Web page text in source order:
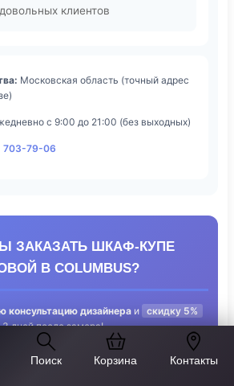
Поиск Корзина Контакты
довольных клиентов
Московская область (точный адрес
с 9:00 до 21:00 (без выходных)
703-79-06
ЗАКАЗАТЬ ШКАФ-КУПЕ
В COLUMBUS?
консультацию дизайнера и скидку 5%
3 дней после замера!
дизайнера — бесплатно